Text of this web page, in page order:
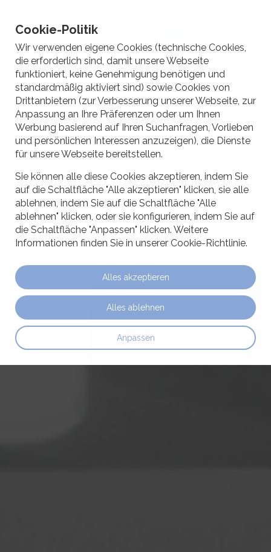
Cookie-Politik
Wir verwenden eigene Cookies (technische Cookies,
die erforderlich sind, damit unsere Webseite
funktioniert, keine Genehmigung benötigen und
standardmäßig aktiviert sind) sowie Cookies von
Drittanbietern (zur Verbesserung unserer Webseite, zur
Anpassung an Ihre Präferenzen oder um Ihnen
Werbung basierend auf Ihren Suchanfragen, Vorlieben
und persönlichen Interessen anzuzeigen), die Dienste
für unsere Webseite bereitstellen.
Sie können alle diese Cookies akzeptieren, indem Sie
auf die Schaltfläche "Alle akzeptieren" klicken, sie alle
ablehnen, indem Sie auf die Schaltfläche "Alle
ablehnen" klicken, oder sie konfigurieren, indem Sie auf
die Schaltfläche "Anpassen" klicken. Weitere
Informationen finden Sie in unserer Cookie-Richtlinie.
Anpassen
Alles ablehnen
Alles akzeptieren